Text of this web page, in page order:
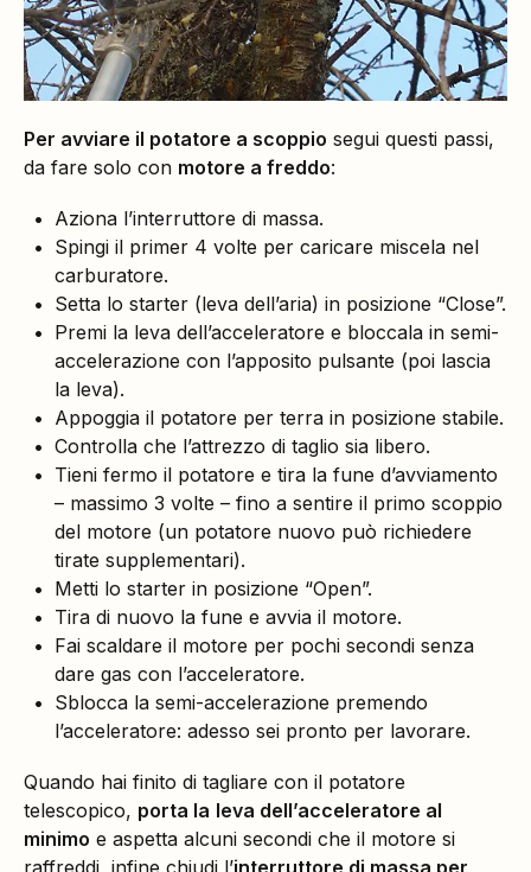
Per avviare il potatore a scoppio segui questi passi,
da fare solo con motore a freddo:
Aziona l’interruttore di massa.
Spingi il primer 4 volte per caricare miscela nel
carburatore.
Setta lo starter (leva dell’aria) in posizione “Close”.
Premi la leva dell’acceleratore e bloccala in semi-
accelerazione con l’apposito pulsante (poi lascia
la leva).
Appoggia il potatore per terra in posizione stabile.
Controlla che l’attrezzo di taglio sia libero.
Tieni fermo il potatore e tira la fune d’avviamento
– massimo 3 volte – fino a sentire il primo scoppio
del motore (un potatore nuovo può richiedere
tirate supplementari).
Metti lo starter in posizione “Open”.
Tira di nuovo la fune e avvia il motore.
Fai scaldare il motore per pochi secondi senza
dare gas con l’acceleratore.
Sblocca la semi-accelerazione premendo
l’acceleratore: adesso sei pronto per lavorare.
Quando hai finito di tagliare con il potatore
telescopico, porta la leva dell’acceleratore al
minimo e aspetta alcuni secondi che il motore si